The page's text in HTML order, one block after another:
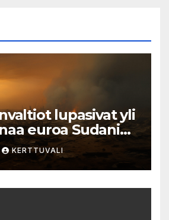
lupasivat yli
euroa Sudanin
KERTTUVALI